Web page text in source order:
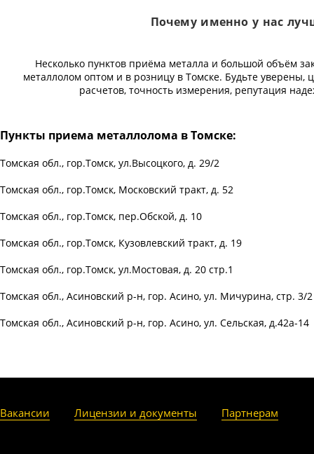
Почему именно у нас
Несколько пунктов приёма металла и большой объём
металлолом оптом и в розницу в Томске. Будьте
расчетов, точность измерения, репутация
Пункты приема металлолома в Томске:
Томская обл., гор.Томск, ул.Высоцкого, д. 29/2
Томская обл., гор.Томск, Московский тракт, д. 52
Томская обл., гор.Томск, пер.Обской, д. 10
Томская обл., гор.Томск, Кузовлевский тракт, д. 19
Томская обл., гор.Томск, ул.Мостовая, д. 20 стр.1
Томская обл., Асиновский р-н, гор. Асино, ул. Мичурина, стр. 3/2
Томская обл., Асиновский р-н, гор. Асино, ул. Сельская, д.42а-14
Вакансии Лицензии и документы Партнерам